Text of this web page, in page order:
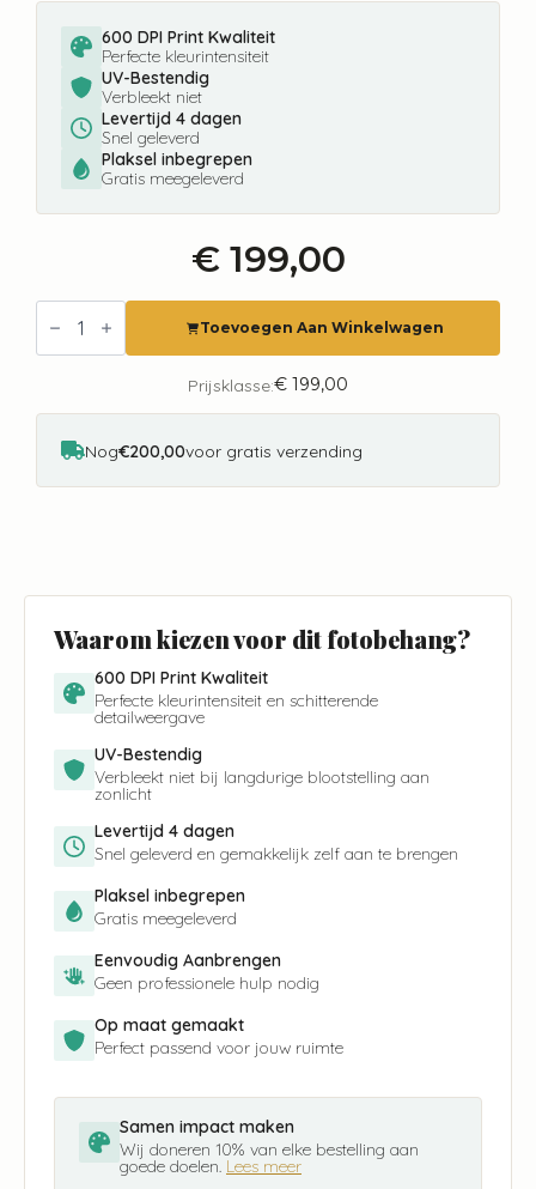
600 DPI Print Kwaliteit
Perfecte kleurintensiteit
UV-Bestendig
Verbleekt niet
Levertijd 4 dagen
Snel geleverd
Plaksel inbegrepen
Gratis meegeleverd
€199,00
Fotobehang
Mom
and
CW6115-
aantal
Toevoegen Aan Winkelwagen
Prijsklasse:€ 199,00
Nog€200,00voor gratis verzending
Waarom kiezen voor dit fotobehang?
600 DPI Print Kwaliteit
Perfecte kleurintensiteit en schitterende
detailweergave
UV-Bestendig
Verbleekt niet bij langdurige blootstelling aan
zonlicht
Levertijd 4 dagen
Snel geleverd en gemakkelijk zelf aan te brengen
Plaksel inbegrepen
Gratis meegeleverd
Eenvoudig Aanbrengen
Geen professionele hulp nodig
Op maat gemaakt
Perfect passend voor jouw ruimte
Samen impact maken
Wij doneren 10% van elke bestelling aan
goede doelen. Lees meer